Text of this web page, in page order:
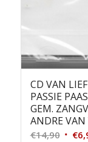
CD VAN
PASSIE
GEM.
ANDRE
€14,90 €